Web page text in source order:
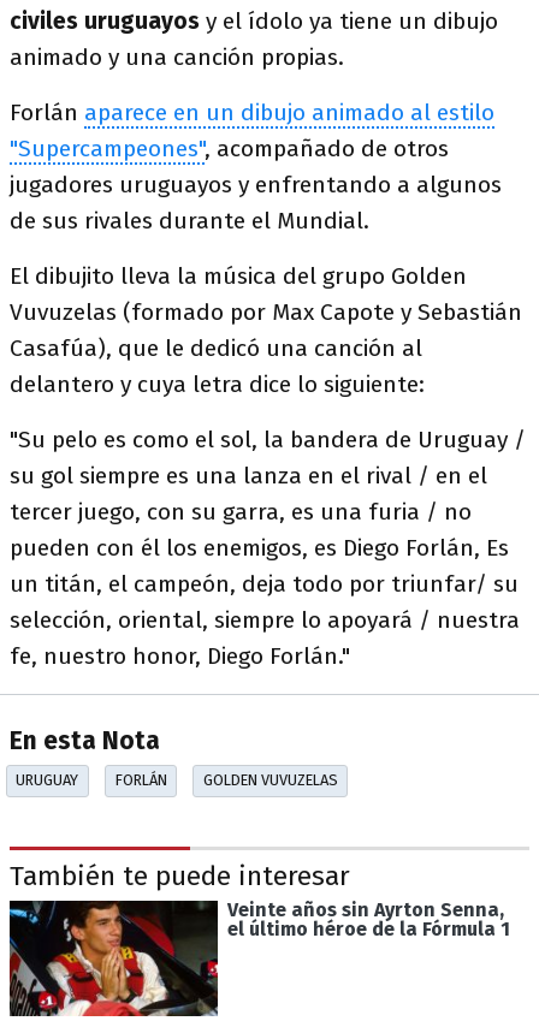
civiles uruguayos y el ídolo ya tiene un dibujo
animado y una canción propias.
Forlán aparece en un dibujo animado al estilo
"Supercampeones", acompañado de otros
jugadores uruguayos y enfrentando a algunos
de sus rivales durante el Mundial.
El dibujito lleva la música del grupo Golden
Vuvuzelas (formado por Max Capote y Sebastián
Casafúa), que le dedicó una canción al
delantero y cuya letra dice lo siguiente:
"Su pelo es como el sol, la bandera de Uruguay /
su gol siempre es una lanza en el rival / en el
tercer juego, con su garra, es una furia / no
pueden con él los enemigos, es Diego Forlán, Es
un titán, el campeón, deja todo por triunfar/ su
selección, oriental, siempre lo apoyará / nuestra
fe, nuestro honor, Diego Forlán."
En esta Nota
URUGUAY FORLÁN GOLDEN VUVUZELAS
También te puede interesar
Veinte años sin Ayrton Senna,
el último héroe de la Fórmula 1